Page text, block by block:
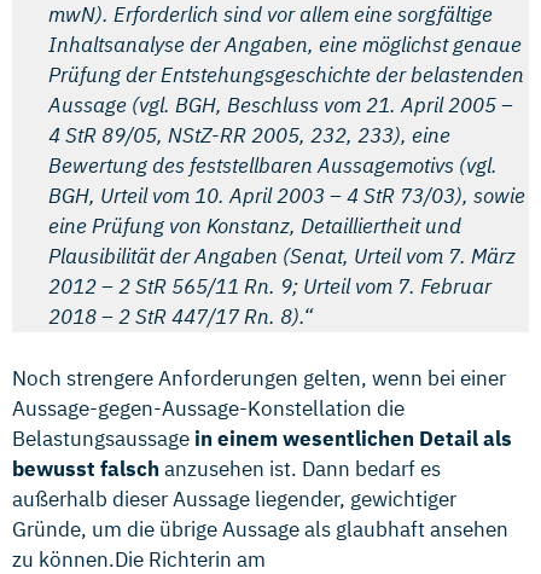
mwN). Erforderlich sind vor allem eine sorgfältige
Inhaltsanalyse der Angaben, eine möglichst genaue
Prüfung der Entstehungsgeschichte der belastenden
Aussage (vgl. BGH, Beschluss vom 21. April 2005 –
4 StR 89/05, NStZ-RR 2005, 232, 233), eine
Bewertung des feststellbaren Aussagemotivs (vgl.
BGH, Urteil vom 10. April 2003 – 4 StR 73/03), sowie
eine Prüfung von Konstanz, Detailliertheit und
Plausibilität der Angaben (Senat, Urteil vom 7. März
2012 – 2 StR 565/11 Rn. 9; Urteil vom 7. Februar
2018 – 2 StR 447/17 Rn. 8).“
Noch strengere Anforderungen gelten, wenn bei einer
Aussage-gegen-Aussage-Konstellation die
Belastungsaussage in einem wesentlichen Detail als
bewusst falsch anzusehen ist. Dann bedarf es
außerhalb dieser Aussage liegender, gewichtiger
Gründe, um die übrige Aussage als glaubhaft ansehen
zu können.Die Richterin am